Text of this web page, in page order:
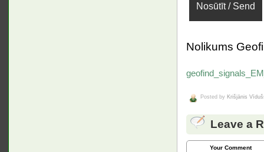
Nolikums
Posted by Krišjānis
Leave a
Your Comment